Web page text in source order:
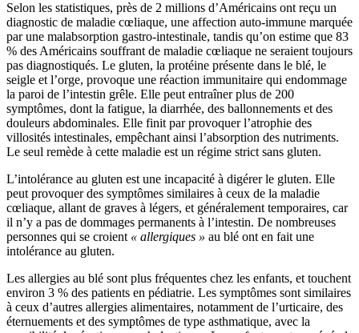
Selon les statistiques, près de 2 millions d’Américains ont reçu un
diagnostic de maladie cœliaque, une affection auto-immune marquée
par une malabsorption gastro-intestinale, tandis qu’on estime que 83
% des Américains souffrant de maladie cœliaque ne seraient toujours
pas diagnostiqués. Le gluten, la protéine présente dans le blé, le
seigle et l’orge, provoque une réaction immunitaire qui endommage
la paroi de l’intestin grêle. Elle peut entraîner plus de 200
symptômes, dont la fatigue, la diarrhée, des ballonnements et des
douleurs abdominales. Elle finit par provoquer l’atrophie des
villosités intestinales, empêchant ainsi l’absorption des nutriments.
Le seul remède à cette maladie est un régime strict sans gluten.
L’intolérance au gluten est une incapacité à digérer le gluten. Elle
peut provoquer des symptômes similaires à ceux de la maladie
cœliaque, allant de graves à légers, et généralement temporaires, car
il n’y a pas de dommages permanents à l’intestin. De nombreuses
personnes qui se croient « allergiques » au blé ont en fait une
intolérance au gluten.
Les allergies au blé sont plus fréquentes chez les enfants, et touchent
environ 3 % des patients en pédiatrie. Les symptômes sont similaires
à ceux d’autres allergies alimentaires, notamment de l’urticaire, des
éternuements et des symptômes de type asthmatique, avec la